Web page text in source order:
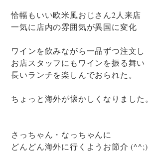
恰幅もいい欧米風おじさん2人来店
一気に店内の雰囲気が異国に変化
ワインを飲みながら一品ずつ注文し
お店スタッフにもワインを振る舞い
長いランチを楽しんでおられた。
ちょっと海外が懐かしくなりました。
さっちゃん・なっちゃんに
どんどん海外に行くようお節介 (^^;)